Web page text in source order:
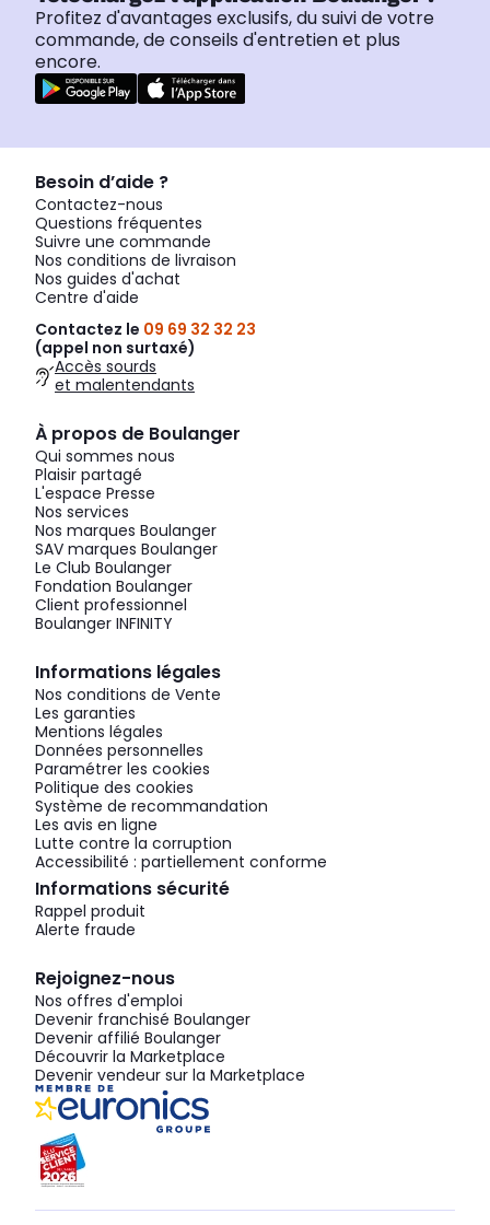
Profitez d'avantages exclusifs, du suivi de votre
commande, de conseils d'entretien et plus
encore.
Besoin d’aide ?
Contactez-nous
Questions fréquentes
Suivre une commande
Nos conditions de livraison
Nos guides d'achat
Centre d'aide
Contactez le 09 69 32 32 23
(appel non surtaxé)
Accès sourds
et malentendants
À propos de Boulanger
Qui sommes nous
Plaisir partagé
L'espace Presse
Nos services
Nos marques Boulanger
SAV marques Boulanger
Le Club Boulanger
Fondation Boulanger
Client professionnel
Boulanger INFINITY
Informations légales
Nos conditions de Vente
Les garanties
Mentions légales
Données personnelles
Paramétrer les cookies
Politique des cookies
Système de recommandation
Les avis en ligne
Lutte contre la corruption
Accessibilité : partiellement conforme
Informations sécurité
Rappel produit
Alerte fraude
Rejoignez-nous
Nos offres d'emploi
Devenir franchisé Boulanger
Devenir affilié Boulanger
Découvrir la Marketplace
Devenir vendeur sur la Marketplace